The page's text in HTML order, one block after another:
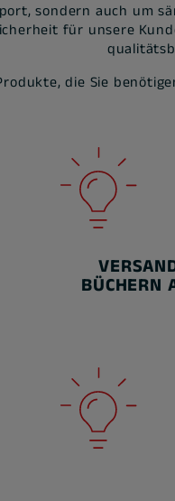
sondern auch um
für unsere
die Sie
BÜCHERN